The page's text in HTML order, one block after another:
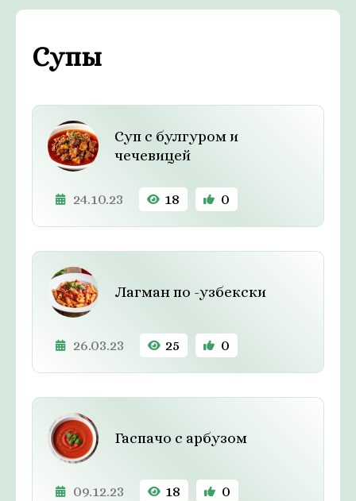
Супы
Суп с булгуром и
чечевицей
24.10.23 18 0
Лагман по -узбекски
26.03.23 25 0
Гаспачо с арбузом
09.12.23 18 0